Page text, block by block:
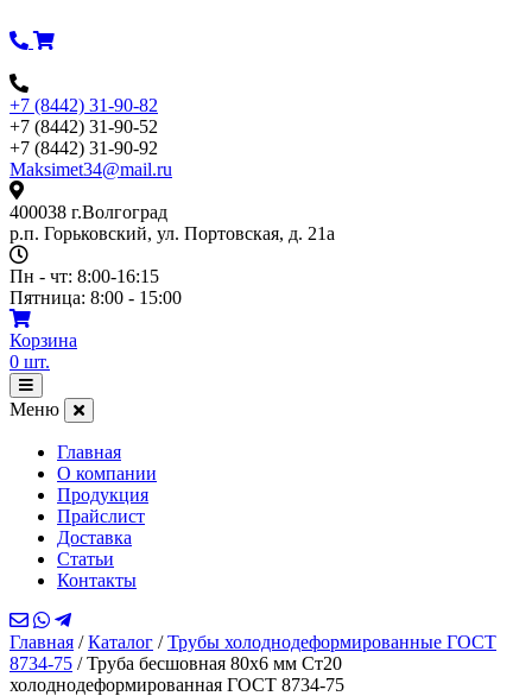
к
+7 (8442) 31-90-82
+7 (8442) 31-90-52
+7 (8442) 31-90-92
Maksimet34@mail.ru
400038 г.Волгоград
р.п. Горьковский, ул. Портовская, д. 21а
Пн - чт: 8:00-16:15
Пятница: 8:00 - 15:00
Корзина
0 шт.
Открыть
меню
Меню
Главная
О компании
Продукция
Прайслист
Доставка
Статьи
Контакты
Главная /Каталог /Трубы холоднодеформированные ГОСТ
8734-75 /Труба бесшовная 80х6 мм Ст20
холоднодеформированная ГОСТ 8734-75